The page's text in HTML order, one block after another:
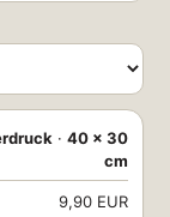
· 40 × 30
cm
9,90 EUR